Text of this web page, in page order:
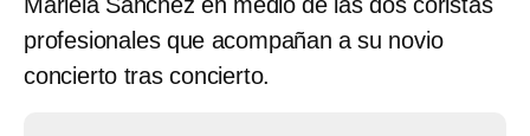
profesionales que acompañan a su novio
concierto tras concierto.